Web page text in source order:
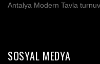
Antalya Modern Tavla
SOSYAL MEDYA